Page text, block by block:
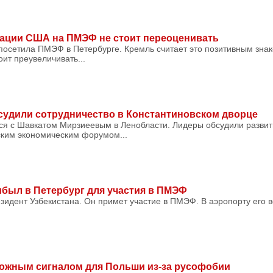
США на ПМЭФ не стоит переоценивать
ПМЭФ в Петербурге. Кремль считает это позитивным
преувеличивать...
сотрудничество в Константиновском дворце
с Шавкатом Мирзиеевым в Ленобласти. Лидеры обсудили
экономическим форумом...
в Петербург для участия в ПМЭФ
Узбекистана. Он примет участие в ПМЭФ. В аэропорту его
сигналом для Польши из-за русофобии